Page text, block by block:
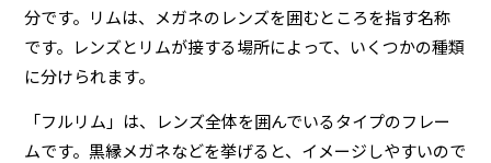
分です。リムは、メガネのレンズを囲むところを指す名称
です。レンズとリムが接する場所によって、いくつかの種類
に分けられます。
「フルリム」は、レンズ全体を囲んでいるタイプのフレー
ムです。黒縁メガネなどを挙げると、イメージしやすいので